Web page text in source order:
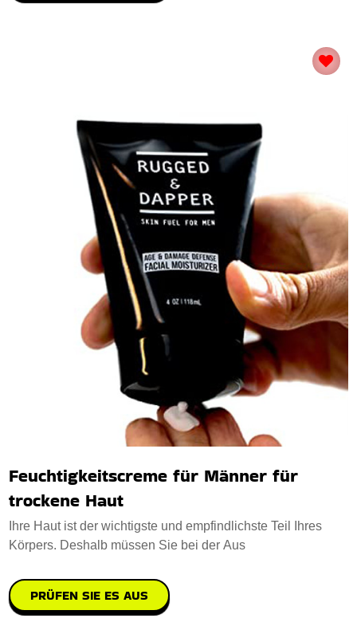
Feuchtigkeitscreme für Männer für
trockene Haut
Ihre Haut ist der wichtigste und empfindlichste Teil Ihres
Körpers. Deshalb müssen Sie bei der Aus
PRÜFEN SIE ES AUS